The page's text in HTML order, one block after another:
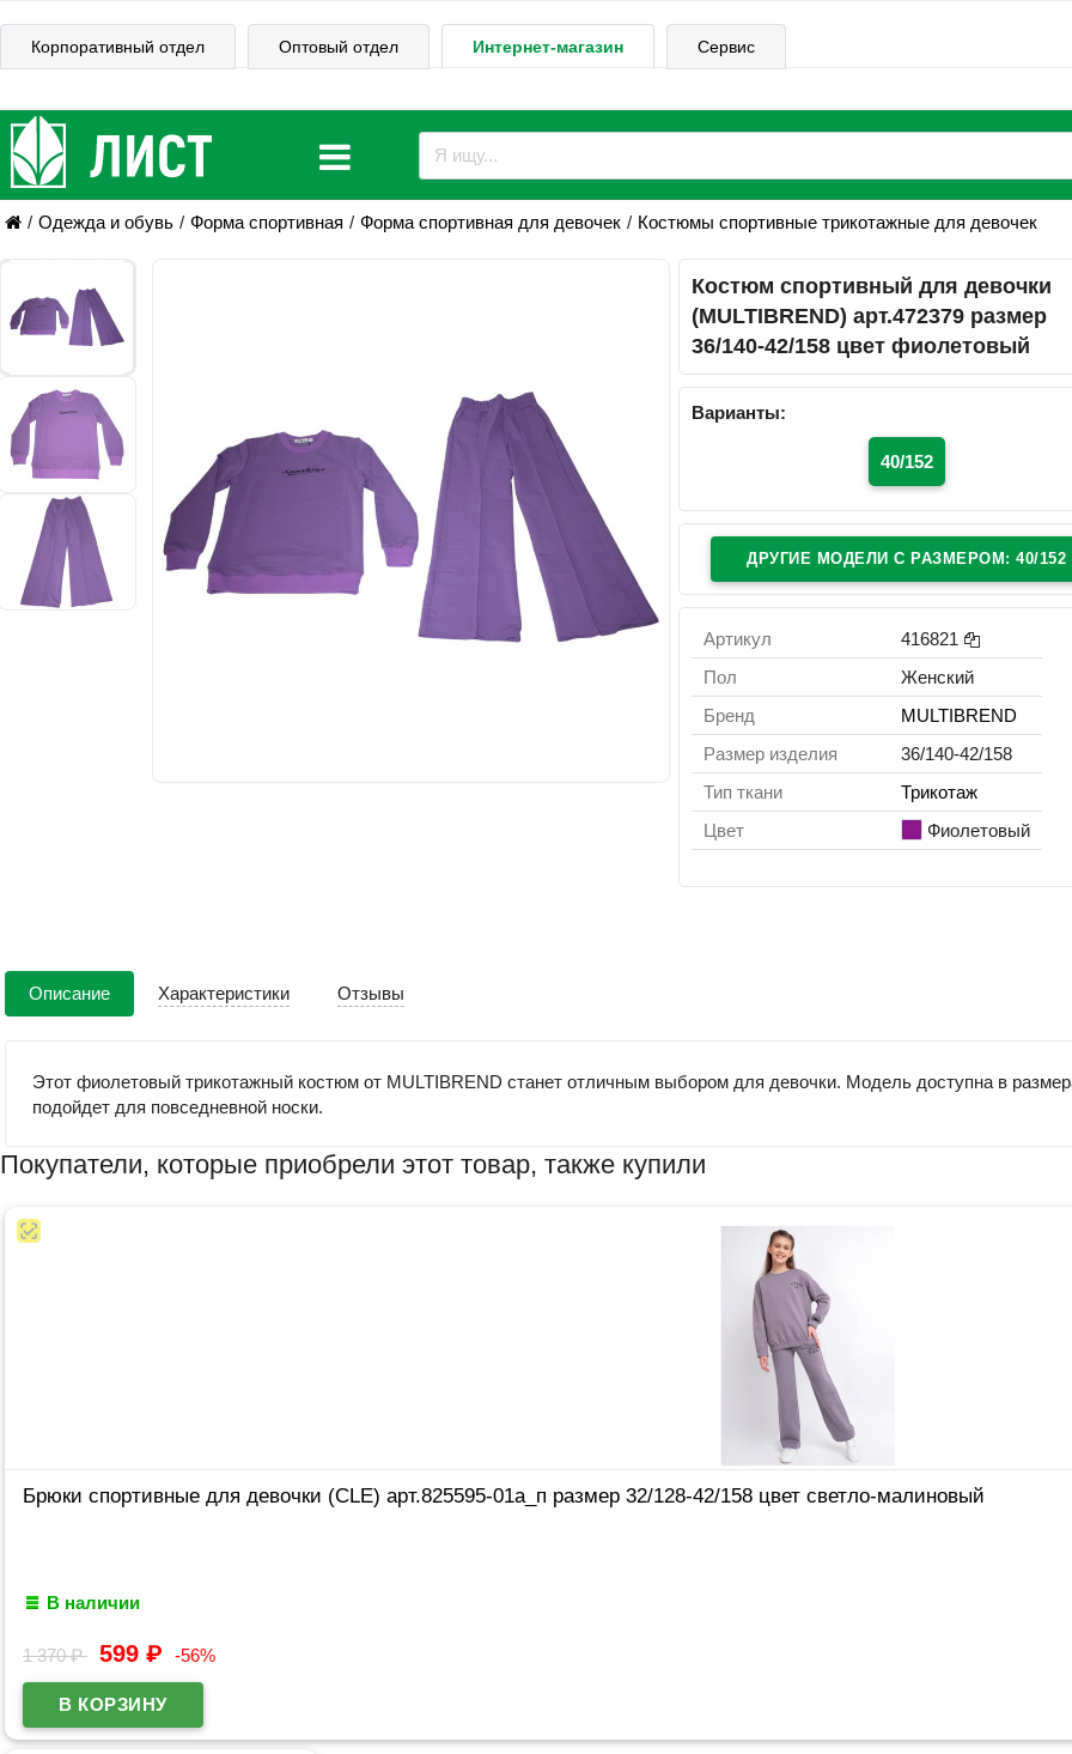
Корпоративный отдел Оптовый отдел Интернет-магазин Сервис
Одежда и обувь Форма спортивная Форма спортивная для девочек Костюмы спортивные трикотажные для девочек
Костюм спортивный для девочки
(MULTIBREND) арт.472379 размер
36/140-42/158 цвет фиолетовый
Варианты:
40/152
ДРУГИЕ МОДЕЛИ C РАЗМЕРОМ: 40/152
Артикул
416821
Пол
Женский
Бренд
MULTIBREND
Размер изделия
36/140-42/158
Тип ткани
Трикотаж
Цвет
Фиолетовый
Описание Характеристики Отзывы
Этот фиолетовый трикотажный костюм от MULTIBREND станет отличным выбором для девочки. Модель доступна в
подойдет для повседневной носки.
Покупатели, которые приобрели этот товар, также купили
Брюки спортивные для девочки (CLE) арт.825595-01а_п размер 32/128-42/158 цвет светло-малиновый
В наличии
1 370₽ 599 ₽ -56%